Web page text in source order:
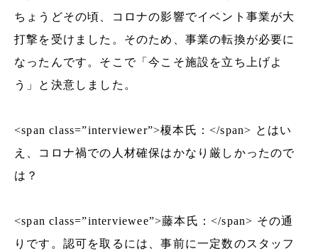
ちょうどその頃、コロナの影響でイベント事業が大
打撃を受けました。そのため、事業の転換が必要に
なったんです。そこで「今こそ施設を立ち上げよ
う」と決意しました。
<span class=”interviewer”>榎本氏：</span> とはい
え、コロナ禍での人材確保はかなり厳しかったので
は？
<span class=”interviewee”>藤本氏：</span> その通
りです。認可を取るには、事前に一定数のスタッフ